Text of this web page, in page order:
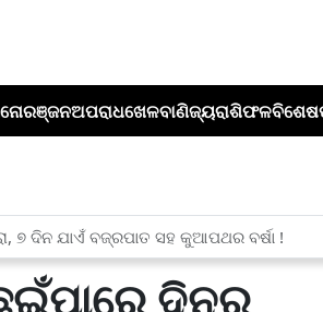
ଅପରାଧଖେଳବାଣିଜ୍ୟରାଶିଫଳବିଶେଷ
୭ ଦିନ ଯାଏଁ ବଜ୍ରପାତ ସହ କୁଆପଥର ବର୍ଷା !
ଦିନର